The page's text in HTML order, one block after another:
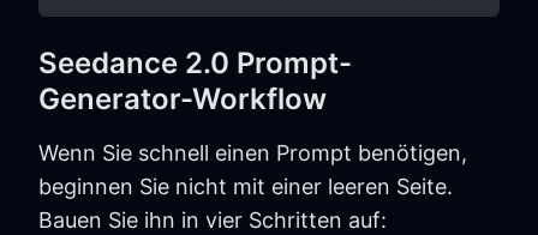
Seedance 2.0 Prompt-
Generator-Workflow
Wenn Sie schnell einen Prompt benötigen,
beginnen Sie nicht mit einer leeren Seite.
Bauen Sie ihn in vier Schritten auf: